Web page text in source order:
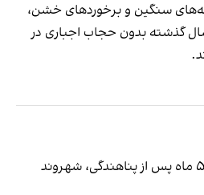
سنگین و برخوردهای خشن،
گذشته بدون حجاب اجباری در